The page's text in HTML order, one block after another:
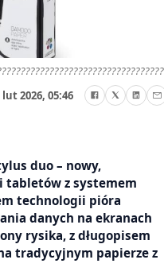
lut 2026, 05:46
duo – nowy,
tabletów z systemem
technologii pióra
danych na ekranach
rysika, z długopisem
tradycyjnym papierze z